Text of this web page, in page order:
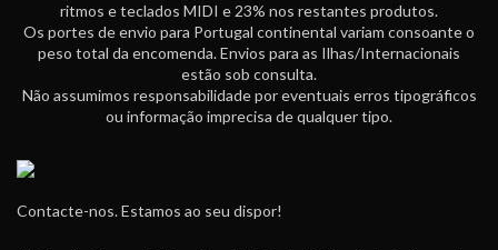
ritmos e teclados MIDI e 23% nos restantes produtos.
Os portes de envio para Portugal continental variam consoante o
peso total da encomenda. Envios para as Ilhas/Internacionais
estão sob consulta.
Não assumimos responsabilidade por eventuais erros tipográficos
ou informação imprecisa de qualquer tipo.
Contacte-nos. Estamos ao seu dispor!